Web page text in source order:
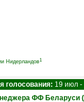
Нидерландов1
голосования: 19 июл
ФФ Беларуси